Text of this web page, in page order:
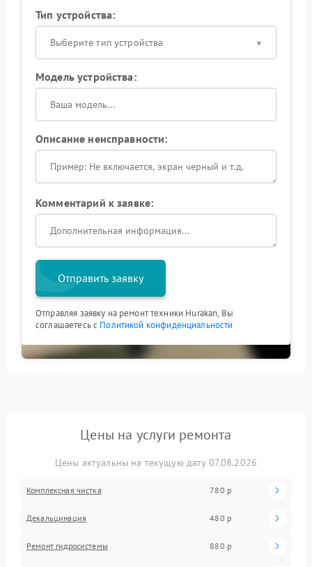
Тип устройства:
Выберите тип устройства
Модель устройства:
Описание неисправности:
Комментарий к заявке:
Отправить заявку
Отправляя заявку на ремонт техники Hurakan, Вы
соглашаетесь с Политикой конфиденциальности
Цены на услуги ремонта
Цены актуальны на текущую дату 07.08.2026
Комплексная чистка 780 р
Декальцинация 480 р
Ремонт гидросистемы 880 р